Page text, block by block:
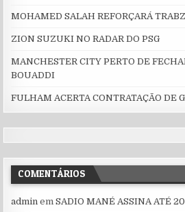
MOHAMED SALAH REFORÇARÁ
ZION SUZUKI NO RADAR DO PSG
MANCHESTER CITY PERTO DE
BOUADDI
FULHAM ACERTA CONTRATAÇÃO DE
COMENTÁRIOS
admin emSADIO MANÉ ASSINA ATÉ